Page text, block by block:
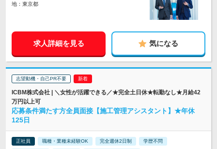
地：東京都
求人詳細を見る 気になる
志望動機・自己PR不要
ICBM株式会社 | ＼女性が活躍できる／★完全土日休★転勤なし★月給42
万円以上可
応募条件満たす方全員面接【施工管理アシスタント】★年休
125日
正社員 職種・業種未経験OK 完全週休2日制 学歴不問